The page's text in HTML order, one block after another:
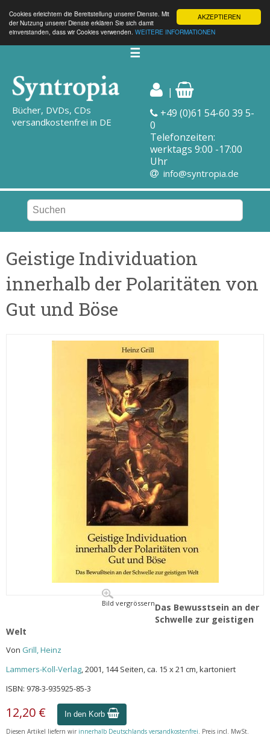
AKZEPTIEREN
Cookies erleichtern die Bereitstellung unserer Dienste. Mit
der Nutzung unserer Dienste erklären Sie sich damit
einverstanden, dass wir Cookies verwenden. WEITERE INFORMATIONEN
☰
Bücher, DVDs, CDs
versandkostenfrei in DE
|
+49 (0)61 54-60 39 5-
0
Telefonzeiten:
werktags 9:00 -17:00
Uhr
info@syntropia.de
Geistige Individuation
innerhalb der Polaritäten von
Gut und Böse
Bild vergrössernDas Bewusstsein an der
Schwelle zur geistigen
Welt
Von Grill, Heinz
Lammers-Koll-Verlag, 2001, 144 Seiten, ca. 15 x 21 cm, kartoniert
ISBN: 978-3-935925-85-3
12,20 € In den Korb
Diesen Artikel liefern wir innerhalb Deutschlands versandkostenfrei. Preis incl. MwSt.